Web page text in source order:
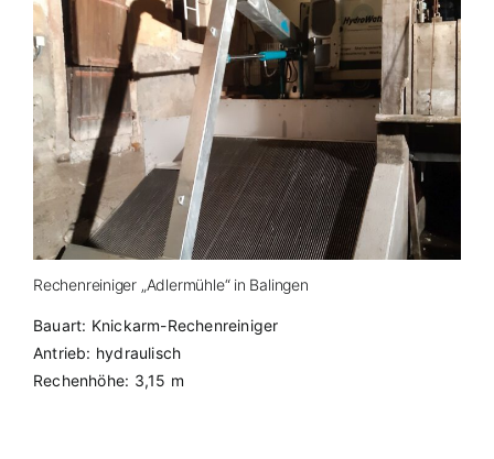
Rechenreiniger „Adlermühle“ in Balingen
Bauart: Knickarm-Rechenreiniger
Antrieb: hydraulisch
Rechenhöhe: 3,15 m